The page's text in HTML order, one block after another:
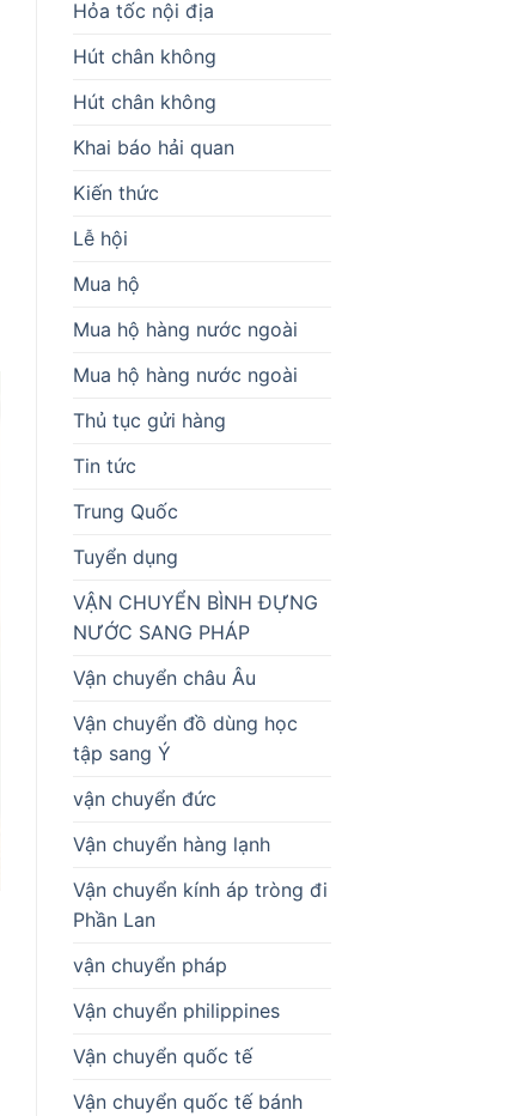
Hỏa tốc nội địa
Hút chân không
Hút chân không
Khai báo hải quan
Kiến thức
Lễ hội
Mua hộ
Mua hộ hàng nước ngoài
Mua hộ hàng nước ngoài
Thủ tục gửi hàng
Tin tức
Trung Quốc
Tuyển dụng
VẬN CHUYỂN BÌNH ĐỰNG
NƯỚC SANG PHÁP
Vận chuyển châu Âu
Vận chuyển đồ dùng học
tập sang Ý
vận chuyển đức
Vận chuyển hàng lạnh
Vận chuyển kính áp tròng đi
Phần Lan
vận chuyển pháp
Vận chuyển philippines
Vận chuyển quốc tế
Vận chuyển quốc tế bánh